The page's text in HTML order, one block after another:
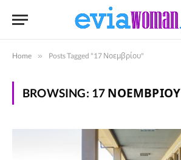
Home » Posts Tagged "17 Νοεμβρίου"
BROWSING: 17 ΝΟΕΜΒΡΊΟΥ